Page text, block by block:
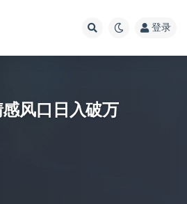
登录
风口日入破万